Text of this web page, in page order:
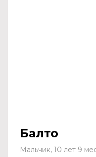
Балто
Мальчик, 10 лет 9